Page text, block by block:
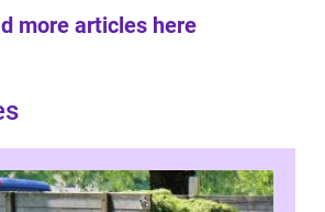
more articles here